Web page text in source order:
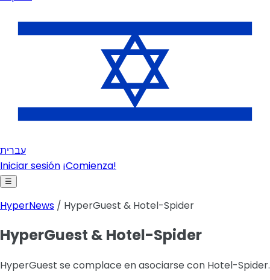
עברית
Iniciar sesión ¡Comienza!
☰
HyperNews / HyperGuest & Hotel-Spider
HyperGuest & Hotel-Spider
HyperGuest se complace en asociarse con Hotel-Spider.